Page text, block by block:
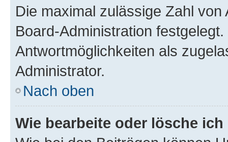
Die maximal zulässige Zahl
Board-Administration
Antwortmöglichkeiten als
Administrator.
Nach oben
Wie bearbeite oder lösche